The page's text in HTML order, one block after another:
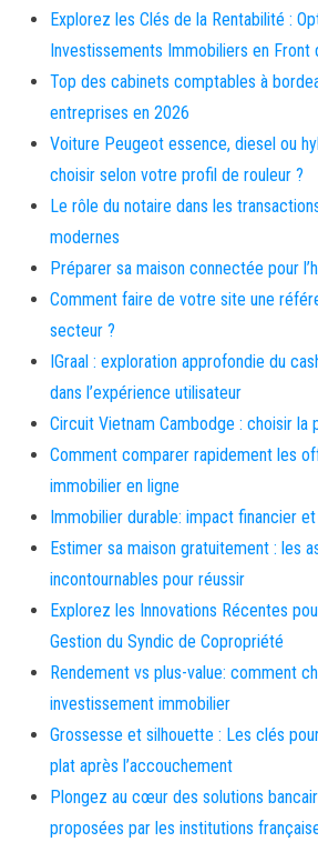
Explorez les Clés de la Rentabilité :
Investissements Immobiliers en Front
Top des cabinets comptables à
entreprises en 2026
Voiture Peugeot essence, diesel ou
choisir selon votre profil de rouleur ?
Le rôle du notaire dans les
modernes
Préparer sa maison connectée pour
Comment faire de votre site une
secteur ?
IGraal : exploration approfondie du
dans l’expérience utilisateur
Circuit Vietnam Cambodge : choisir la
Comment comparer rapidement les
immobilier en ligne
Immobilier durable: impact financier
Estimer sa maison gratuitement : les
incontournables pour réussir
Explorez les Innovations Récentes
Gestion du Syndic de Copropriété
Rendement vs plus-value: comment
investissement immobilier
Grossesse et silhouette : Les clés
plat après l’accouchement
Plongez au cœur des solutions
proposées par les institutions